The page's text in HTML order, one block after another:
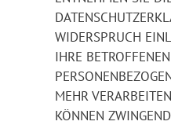
WIDERSPRUCH
IHRE BETROFFENEN
MEHR
KÖNNEN